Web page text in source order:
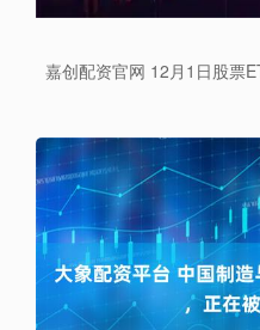
嘉创配资官网 12月1日股票